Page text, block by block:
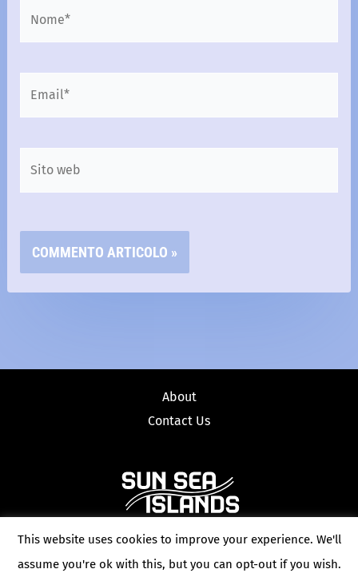
About
Contact Us
This website uses cookies to improve your experience. We'll
assume you're ok with this, but you can opt-out if you wish.